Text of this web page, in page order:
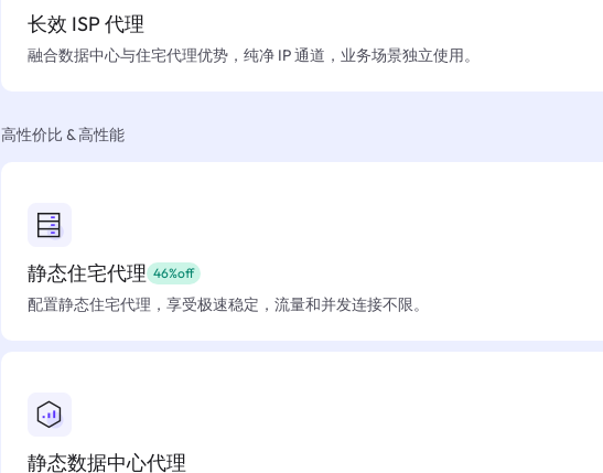
长效 ISP 代理
融合数据中心与住宅代理优势，纯净 IP 通道，业务场景独立使用。
高性价比 & 高性能
静态住宅代理 46%off
配置静态住宅代理，享受极速稳定，流量和并发连接不限。
静态数据中心代理